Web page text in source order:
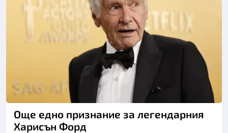
Снимка: БГНЕС
Още едно признание за легендарния
Харисън Форд